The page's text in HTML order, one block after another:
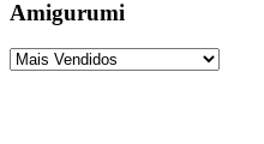
Amigurumi